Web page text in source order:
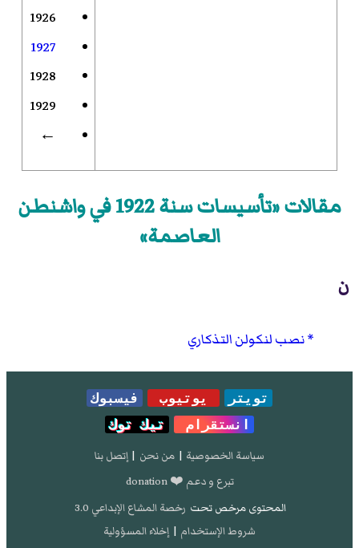
1926
1927
1928
1929
←
مقالات «تأسيسات سنة 1922 في واشنطن
العاصمة»
ن
نصب لنكولن التذكاري
تويتر يوتيوب
فيسبوك
انستقرام
تيك توك
سياسة الخصوصية | من نحن | إتصل بنا
تبرع و دعم ❤️ donation
المحتوى مرخص تحت رخصة المشاع الإبداعي 3.0
شروط الإستخدام | إخلاء المسؤولية